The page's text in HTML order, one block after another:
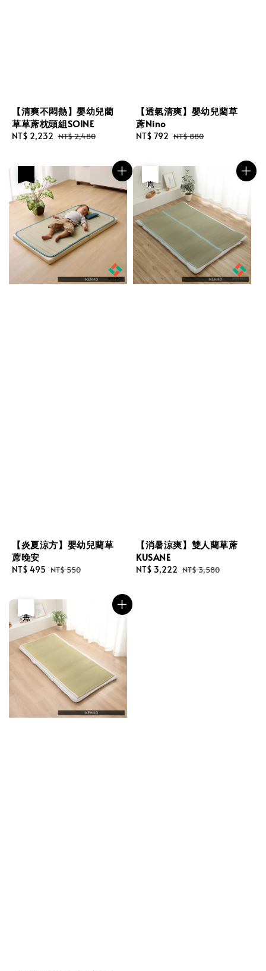
【清爽不悶熱】嬰幼兒藺
草草蓆枕頭組SOINE
Sale
NT$ 2,232 Regular
NT$ 2,480
【透氣清爽】嬰幼兒藺草
蓆Nino
Sale
NT$ 792 Regular
NT$ 880
【炎夏涼方】嬰幼兒藺草
蓆晚安
Sale
NT$ 495 Regular
NT$ 550
【消暑涼爽】雙人藺草蓆
KUSANE
Sale
NT$ 3,222 Regular
NT$ 3,580